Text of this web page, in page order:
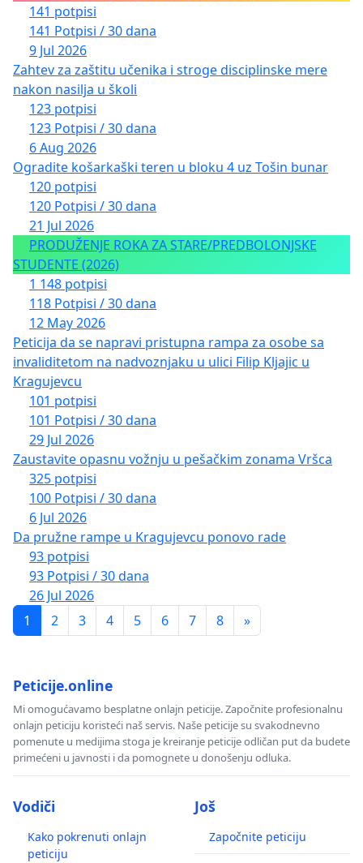
141 potpisi
141 Potpisi / 30 dana
9 Jul 2026
Zahtev za zaštitu učenika i stroge disciplinske mere
nakon nasilja u školi
123 potpisi
123 Potpisi / 30 dana
6 Aug 2026
Ogradite košarkaški teren u bloku 4 uz Tošin bunar
120 potpisi
120 Potpisi / 30 dana
21 Jul 2026
PRODUŽENJE ROKA ZA STARE/PREDBOLONJSKE
STUDENTE (2026)
1 148 potpisi
118 Potpisi / 30 dana
12 May 2026
Peticija da se napravi pristupna rampa za osobe sa
invaliditetom na nadvoznjaku u ulici Filip Kljajic u
Kragujevcu
101 potpisi
101 Potpisi / 30 dana
29 Jul 2026
Zaustavite opasnu vožnju u pešačkim zonama Vršca
325 potpisi
100 Potpisi / 30 dana
6 Jul 2026
Da pružne rampe u Kragujevcu ponovo rade
93 potpisi
93 Potpisi / 30 dana
26 Jul 2026
1
2 3 4 5 6 7 8 »
Peticije.online
Mi omogućavamo besplatne onlajn peticije. Započnite profesionalnu
onlajn peticiju koristeći naš servis. Naše peticije su svakodnevno
pomenute u medijima stoga je kreiranje peticije odličan put da budete
primećeni u javnosti i da pomognete u donošenju odluka.
Vodiči
Kako pokrenuti onlajn
peticiju
Još
Započnite peticiju